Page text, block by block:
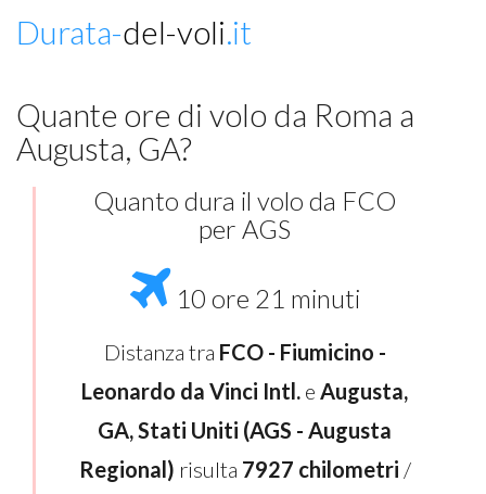
Durata-del-voli.it
Quante ore di volo da Roma a
Augusta, GA?
Quanto dura il volo da FCO
per AGS
10 ore 21 minuti
Distanza tra FCO - Fiumicino -
Leonardo da Vinci Intl. e Augusta,
GA, Stati Uniti (AGS - Augusta
Regional) risulta 7927 chilometri /